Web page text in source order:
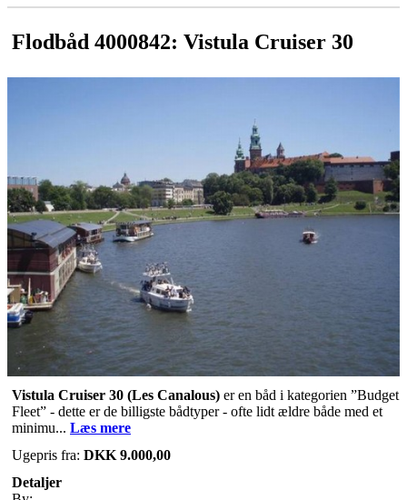
Flodbåd 4000842: Vistula Cruiser 30
Vistula Cruiser 30 (Les Canalous) er en båd i kategorien ”Budget
Fleet” - dette er de billigste bådtyper - ofte lidt ældre både med et
minimu... Læs mere
Ugepris fra: DKK 9.000,00
Detaljer